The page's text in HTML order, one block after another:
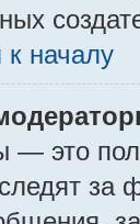
к началу
— это
за